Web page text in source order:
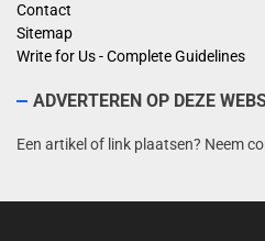
Contact
Sitemap
Write for Us - Complete Guidelines
ADVERTEREN OP DEZE
Een artikel of link plaatsen? Neem